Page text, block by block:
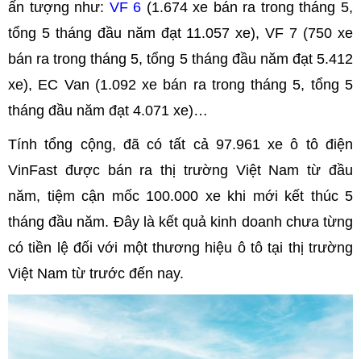
ấn tượng như: VF 6 (1.674 xe bán ra trong tháng 5,
tổng 5 tháng đầu năm đạt 11.057 xe), VF 7 (750 xe
bán ra trong tháng 5, tổng 5 tháng đầu năm đạt 5.412
xe), EC Van (1.092 xe bán ra trong tháng 5, tổng 5
tháng đầu năm đạt 4.071 xe)…
Tính tổng cộng, đã có tất cả 97.961 xe ô tô điện
VinFast được bán ra thị trường Việt Nam từ đầu
năm, tiệm cận mốc 100.000 xe khi mới kết thúc 5
tháng đầu năm. Đây là kết quả kinh doanh chưa từng
có tiền lệ đối với một thương hiệu ô tô tại thị trường
Việt Nam từ trước đến nay.